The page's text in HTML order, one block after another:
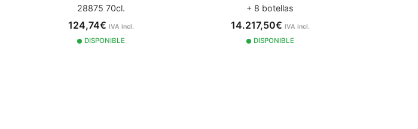
28875 70cl.
124,74€ IVA incl.
DISPONIBLE
+ 8 botellas
14.217,50€ IVA incl.
DISPONIBLE